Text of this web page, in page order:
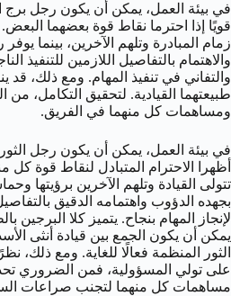
في بيئة العمل، يمكن أن يكون رجل برج
قويًا إذا احترما نقاط قوة بعضهما
زمام المبادرة وتلهم الآخرين، بينما
والاهتمام بالتفاصيل اللازمين للتنفيذ
والتفاني في تنفيذ المهام. ومع ذلك،
طبيعتهما القيادية. لتحقيق التكامل، من
ومساهمات كل منهما في الفريق.
في بيئة العمل، يمكن أن يكون رجل الثور
أظهرا الاحترام المتبادل لنقاط قوة كل
تتولى القيادة وتلهم الآخرين برؤيتها
بجهده الدؤوب واهتمامه الدقيق
لإنجاز المهام بنجاح. يتميز كلا البرجين
يمكن أن يكون الجمع بين قيادة أنثى
الثور المنظمة فعالًا للغاية. ومع ذلك،
على تولي المسؤولية، فمن الضروري
مساهمات كل منهما لتجنب صراعات